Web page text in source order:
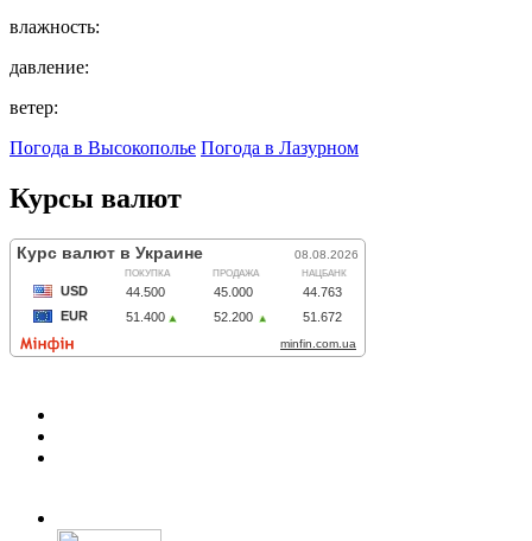
влажность:
давление:
ветер:
Погода в Высокополье Погода в Лазурном
Курсы валют